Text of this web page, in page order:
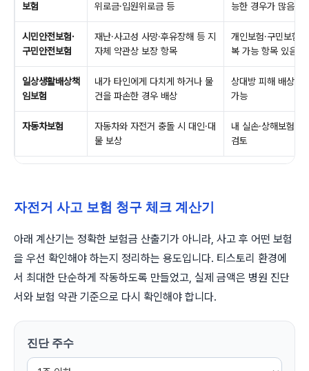
보험
위로금·입원위로금 등
능한 경우가 많음
시민안전보험·
구민안전보험
재난·사고성 사망·후유장해 등 지
자체 약관상 보장 항목
개인보험·구민보험
복 가능 항목 있음
일상생활배상책
임보험
내가 타인에게 다치게 하거나 물
건을 파손한 경우 배상
상대방 피해 배상에
가능
자동차보험
자동차와 자전거 충돌 시 대인·대
물 보상
내 실손·상해보험과
검토
자전거 사고 보험 청구 체크 계산기
아래 계산기는 정확한 보험금 산출기가 아니라, 사고 후 어떤 보험
을 우선 확인해야 하는지 정리하는 용도입니다. 티스토리 환경에
서 최대한 단순하게 작동하도록 만들었고, 실제 금액은 병원 진단
서와 보험 약관 기준으로 다시 확인해야 합니다.
진단 주수